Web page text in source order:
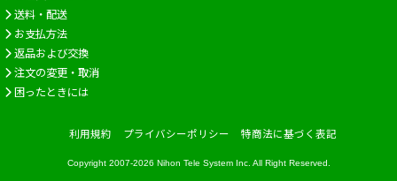
送料・配送
お支払方法
返品および交換
注文の変更・取消
困ったときには
利用規約 プライバシーポリシー 特商法に基づく表記
Copyright 2007-2026 Nihon Tele System Inc. All Right Reserved.